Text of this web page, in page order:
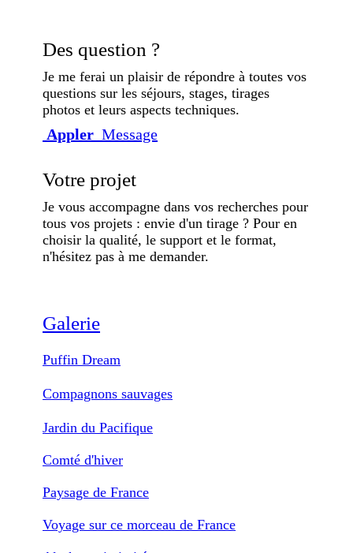
Des question ?
Je me ferai un plaisir de répondre à toutes vos
questions sur les séjours, stages, tirages
photos et leurs aspects techniques.
Appler Message
Votre projet
Je vous accompagne dans vos recherches pour
tous vos projets : envie d'un tirage ? Pour en
choisir la qualité, le support et le format,
n'hésitez pas à me demander.
Galerie
Puffin Dream
Compagnons sauvages
Jardin du Pacifique
Comté d'hiver
Paysage de France
Voyage sur ce morceau de France